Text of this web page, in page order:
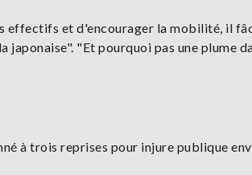
effectifs et d'encourager la mobilité, il
"Et pourquoi pas une plume
à trois reprises pour injure publique